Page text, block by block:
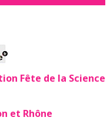
Fête de la Science
et Rhône